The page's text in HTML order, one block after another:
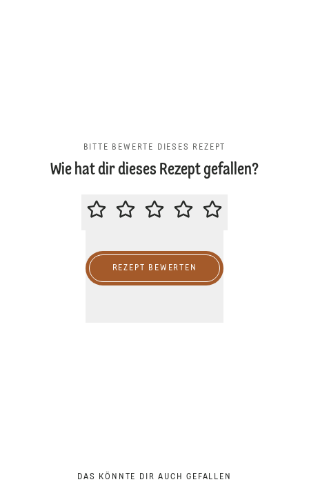
BITTE BEWERTE DIESES REZEPT
Wie hat dir dieses Rezept gefallen?
BITTE BEWERTE DIESES REZEPT
REZEPT BEWERTEN
DAS KÖNNTE DIR AUCH GEFALLEN